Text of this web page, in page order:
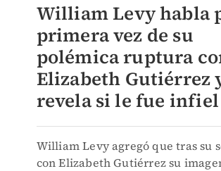
William Levy habla
primera vez de su
polémica ruptura
Elizabeth Gutiérrez
revela si le fue infiel
William Levy agregó que tras su
con Elizabeth Gutiérrez su